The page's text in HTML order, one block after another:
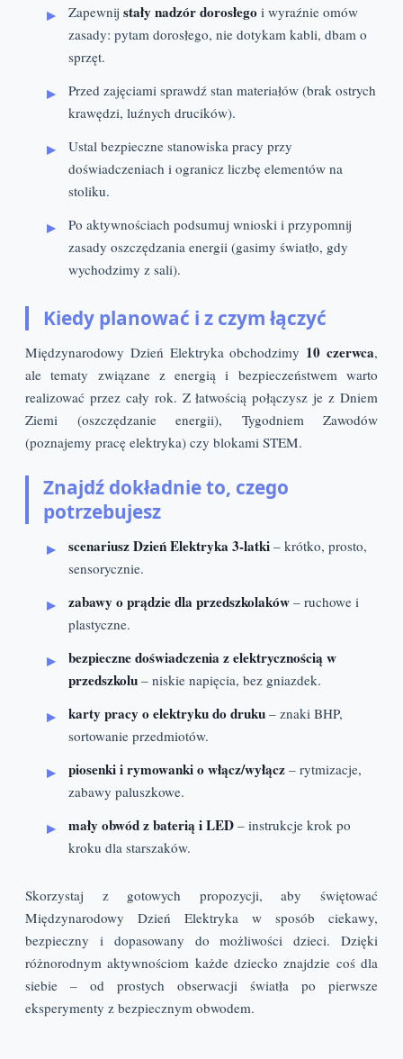
Zapewnij stały nadzór dorosłego i wyraźnie omów
zasady: pytam dorosłego, nie dotykam kabli, dbam o
sprzęt.
Przed zajęciami sprawdź stan materiałów (brak ostrych
krawędzi, luźnych drucików).
Ustal bezpieczne stanowiska pracy przy
doświadczeniach i ogranicz liczbę elementów na
stoliku.
Po aktywnościach podsumuj wnioski i przypomnij
zasady oszczędzania energii (gasimy światło, gdy
wychodzimy z sali).
Kiedy planować i z czym łączyć
Międzynarodowy Dzień Elektryka obchodzimy 10 czerwca,
ale tematy związane z energią i bezpieczeństwem warto
realizować przez cały rok. Z łatwością połączysz je z Dniem
Ziemi (oszczędzanie energii), Tygodniem Zawodów
(poznajemy pracę elektryka) czy blokami STEM.
Znajdź dokładnie to, czego
potrzebujesz
scenariusz Dzień Elektryka 3-latki – krótko, prosto,
sensorycznie.
zabawy o prądzie dla przedszkolaków – ruchowe i
plastyczne.
bezpieczne doświadczenia z elektrycznością w
przedszkolu – niskie napięcia, bez gniazdek.
karty pracy o elektryku do druku – znaki BHP,
sortowanie przedmiotów.
piosenki i rymowanki o włącz/wyłącz – rytmizacje,
zabawy paluszkowe.
mały obwód z baterią i LED – instrukcje krok po
kroku dla starszaków.
Skorzystaj z gotowych propozycji, aby świętować
Międzynarodowy Dzień Elektryka w sposób ciekawy,
bezpieczny i dopasowany do możliwości dzieci. Dzięki
różnorodnym aktywnościom każde dziecko znajdzie coś dla
siebie – od prostych obserwacji światła po pierwsze
eksperymenty z bezpiecznym obwodem.